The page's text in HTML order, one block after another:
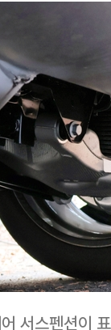
서스펜션이